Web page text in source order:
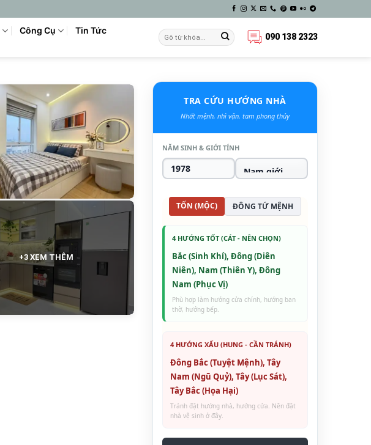
Công Cụ Tin Tức
090 138 2323
+3 XEM THÊM
TRA CỨU HƯỚNG NHÀ
Nhất mệnh, nhì vận, tam phong thủy
NĂM SINH & GIỚI TÍNH
TỐN (MỘC) ĐÔNG TỨ MỆNH
4 HƯỚNG TỐT (CÁT - NÊN CHỌN)
Bắc (Sinh Khí), Đông (Diên
Niên), Nam (Thiên Y), Đông
Nam (Phục Vị)
Phù hợp làm hướng cửa chính, hướng ban
thờ, hướng bếp.
4 HƯỚNG XẤU (HUNG - CẦN TRÁNH)
Đông Bắc (Tuyệt Mệnh), Tây
Nam (Ngũ Quỷ), Tây (Lục Sát),
Tây Bắc (Họa Hại)
Tránh đặt hướng nhà, hướng cửa. Nên đặt
nhà vệ sinh ở đây.